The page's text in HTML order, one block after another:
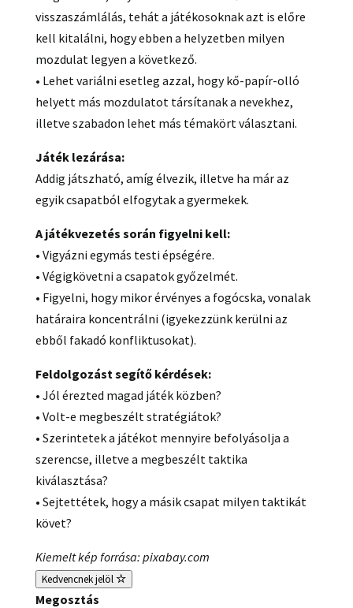
visszaszámlálás, tehát a játékosoknak azt is előre
kell kitalálni, hogy ebben a helyzetben milyen
mozdulat legyen a következő.
• Lehet variálni esetleg azzal, hogy kő-papír-olló
helyett más mozdulatot társítanak a nevekhez,
illetve szabadon lehet más témakört választani.
Játék lezárása:
Addig játszható, amíg élvezik, illetve ha már az
egyik csapatból elfogytak a gyermekek.
A játékvezetés során figyelni kell:
• Vigyázni egymás testi épségére.
• Végigkövetni a csapatok győzelmét.
• Figyelni, hogy mikor érvényes a fogócska, vonalak
határaira koncentrálni (igyekezzünk kerülni az
ebből fakadó konfliktusokat).
Feldolgozást segítő kérdések:
• Jól érezted magad játék közben?
• Volt-e megbeszélt stratégiátok?
• Szerintetek a játékot mennyire befolyásolja a
szerencse, illetve a megbeszélt taktika
kiválasztása?
• Sejtettétek, hogy a másik csapat milyen taktikát
követ?
Kiemelt kép forrása: pixabay.com
Kedvencnek jelöl
Megosztás